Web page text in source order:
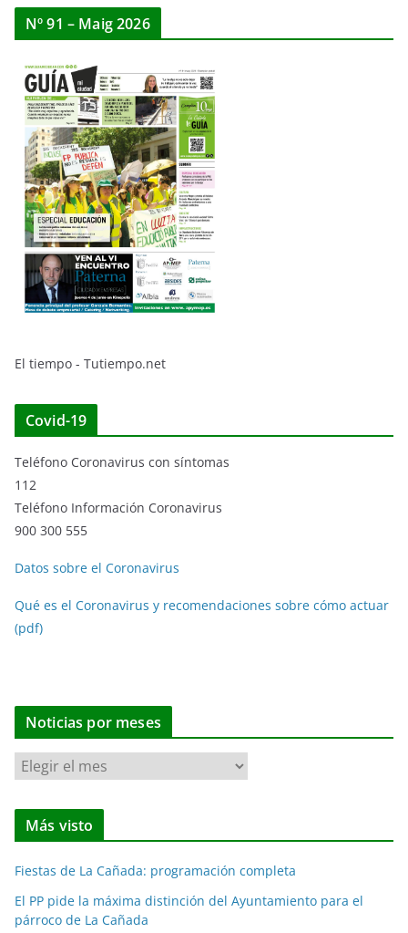
Nº 91 – Maig 2026
El tiempo - Tutiempo.net
Covid-19
Teléfono Coronavirus con síntomas
112
Teléfono Información Coronavirus
900 300 555
Datos sobre el Coronavirus
Qué es el Coronavirus y recomendaciones sobre cómo actuar
(pdf)
Noticias por meses
N
t
i
a
s
Más visto
Fiestas de La Cañada: programación completa
El PP pide la máxima distinción del Ayuntamiento para el
párroco de La Cañada